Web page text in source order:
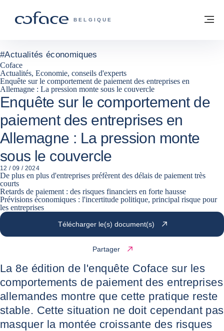
COFACE, FOR TRADE - PAGE
BELGIQUE
Retour à la page d'accueil
#Actualités économiques
Coface
Actualités, Economie, conseils d'experts
Enquête sur le comportement de paiement des entreprises en
Allemagne : La pression monte sous le couvercle
Enquête sur le comportement de
paiement des entreprises en
Allemagne : La pression monte
sous le couvercle
12 / 09 / 2024
De plus en plus d'entreprises préfèrent des délais de paiement très
courts
Retards de paiement : des risques financiers en forte hausse
Prévisions économiques : l'incertitude politique, principal risque pour
les entreprises
Télécharger le(s) document(s)
Partager
La 8e édition de l'enquête Coface sur les
comportements de paiement des entreprises
allemandes montre que cette pratique reste
stable. Cette situation ne doit cependant pas
masquer la montée croissante des risques